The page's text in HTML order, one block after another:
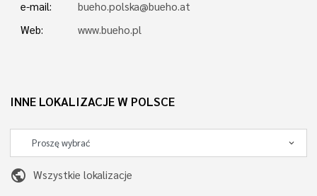
e-mail:
bueho.polska@bueho.at
Web:
www.bueho.pl
INNE LOKALIZACJE W POLSCE
public Wszystkie lokalizacje